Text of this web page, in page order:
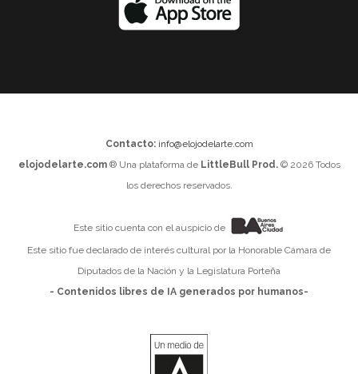
Contacto: info@elojodelarte.com
elojodelarte.com® Una plataforma de LittleBull Prod.© 2026 Todos
los derechos reservados.
Este sitio cuenta con el auspicio de
Este sitio fue declarado de interés cultural por la Honorable Cámara de
Diputados de la Nación y la Legislatura Porteña
- Contenidos libres de IA generados por humanos-